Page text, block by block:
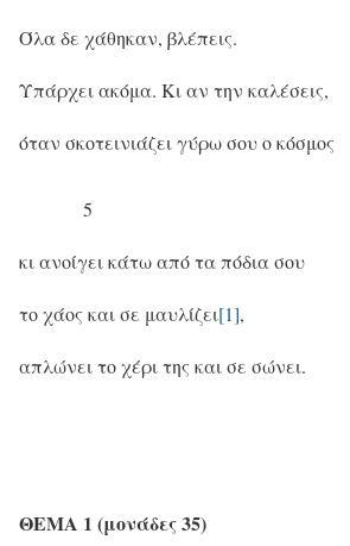
Όλα δε χάθηκαν, βλέπεις.
Υπάρχει ακόμα. Κι αν την καλέσεις,
όταν σκοτεινιάζει γύρω σου ο κόσμος
5
κι ανοίγει κάτω από τα πόδια σου
το χάος και σε μαυλίζει[1],
απλώνει το χέρι της και σε σώνει.
ΘΕΜΑ 1 (μονάδες 35)